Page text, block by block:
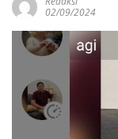
02/09/2024